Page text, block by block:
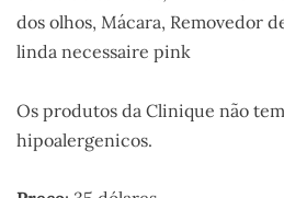
dos olhos, Mácara, Removedor
linda necessaire pink
Os produtos da Clinique não
hipoalergenicos.